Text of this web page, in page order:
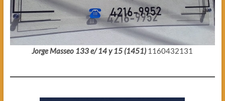
Jorge Masseo 133 e/ 14 y 15 (1451) 1160432131